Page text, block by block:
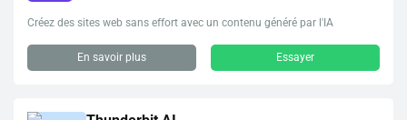
Créez des sites web sans effort avec un contenu généré par l'IA
En savoir plus Essayer